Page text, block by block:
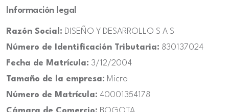
Información legal
Razón Social: DISEÑO Y DESARROLLO S A S
Número de Identificación Tributaria: 830137024
Fecha de Matrícula: 3/12/2004
Tamaño de la empresa: Micro
Número de Matrícula: 40001354178